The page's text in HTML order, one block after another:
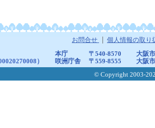
お問合せ 個人情報の取り
）
本庁 〒540-8570
大阪
咲洲庁舎
〒559-8555
大阪
© Copyright 2003-